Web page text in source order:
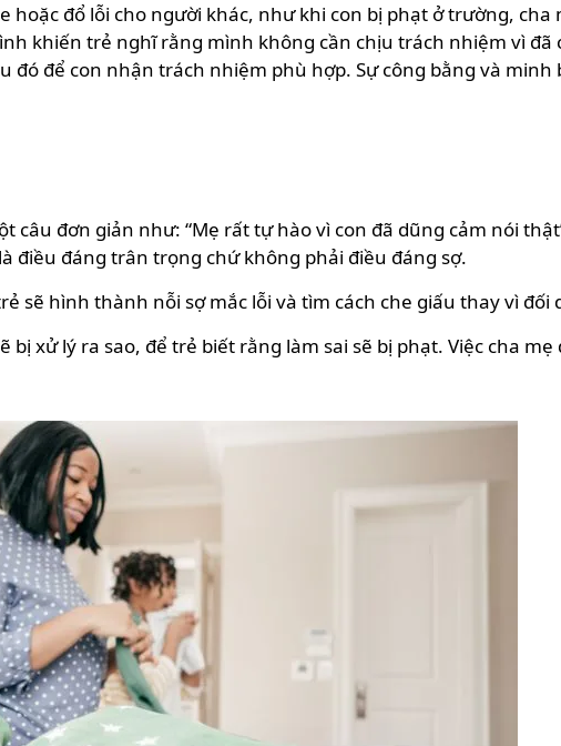
đổ lỗi cho người khác, như khi con bị phạt ở trường, cha
khiến trẻ nghĩ rằng mình không cần chịu trách nhiệm vì đã
để con nhận trách nhiệm phù hợp. Sự công bằng và minh
đơn giản như: “Mẹ rất tự hào vì con đã dũng cảm nói
điều đáng trân trọng chứ không phải điều đáng sợ.
sẽ hình thành nỗi sợ mắc lỗi và tìm cách che giấu thay vì đối
xử lý ra sao, để trẻ biết rằng làm sai sẽ bị phạt. Việc cha